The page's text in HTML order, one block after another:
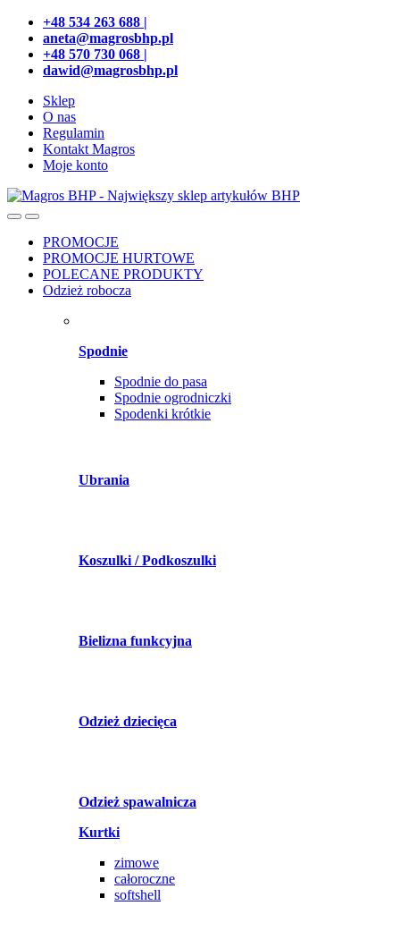
Przejdź
nawigacji
Przeskocz
treści
+48 534 263 688 |
aneta@magrosbhp.pl
+48 570 730 068 |
dawid@magrosbhp.pl
Sklep
O nas
Regulamin
Kontakt Magros
Moje konto
PROMOCJE
PROMOCJE HURTOWE
POLECANE PRODUKTY
Odzież robocza
Spodnie
Spodnie do pasa
Spodnie ogrodniczki
Spodenki krótkie
Ubrania
Koszulki / Podkoszulki
Bielizna funkcyjna
Odzież dziecięca
Odzież spawalnicza
Kurtki
zimowe
całoroczne
softshell